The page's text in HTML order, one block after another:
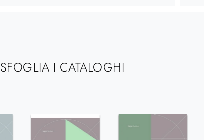
SFOGLIA I CATALOGHI